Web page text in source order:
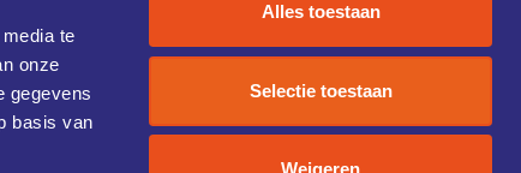
te
onze
gegevens
basis van
Alles toestaan
Selectie toestaan
Weigeren